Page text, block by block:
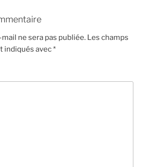
ne sera pas publiée. Les champs
indiqués avec*